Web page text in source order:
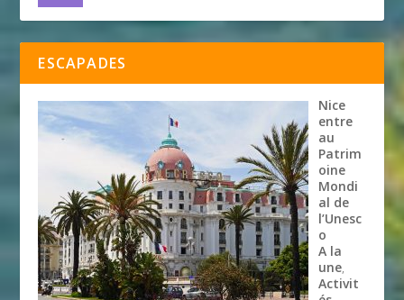
ESCAPADES
Nice
entre
au
Patrim
oine
Mondi
al de
l’Unesc
o
A la
une,
Activit